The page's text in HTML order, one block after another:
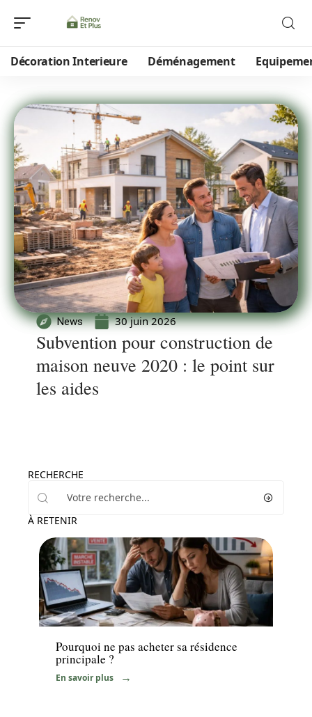
Décoration Interieure Déménagement
News 30 juin 2026
Subvention pour construction de
maison neuve 2020 : le point sur
les aides
RECHERCHE
À RETENIR
Immo
Pourquoi ne pas acheter sa résidence
principale ?
En savoir plus